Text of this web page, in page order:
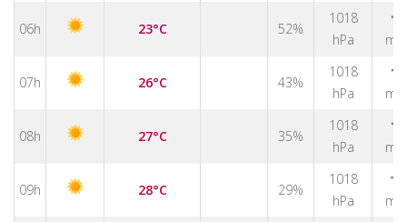
06h 23°C 52%
1018
hPa
↑
m/s
07h 26°C 43%
1018
hPa
↑
m/s
08h 27°C 35%
1018
hPa
↑
m/s
09h 28°C 29%
1018
hPa
↑
m/s